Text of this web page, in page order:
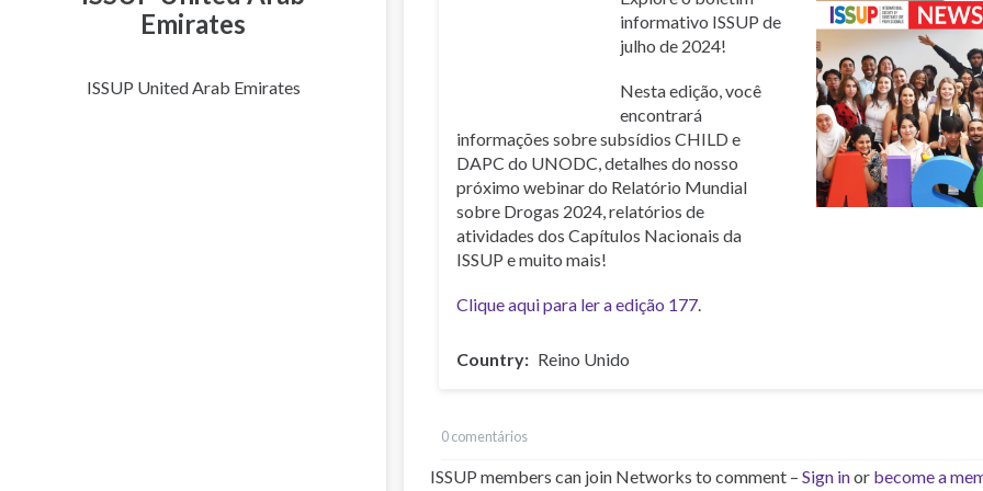
Emirates
ISSUP United Arab Emirates
informativo ISSUP de
julho de 2024!
Nesta edição, você
encontrará
informações sobre subsídios CHILD e
DAPC do UNODC, detalhes do nosso
próximo webinar do Relatório Mundial
sobre Drogas 2024, relatórios de
atividades dos Capítulos Nacionais da
ISSUP e muito mais!
Clique aqui para ler a edição 177.
Country Reino Unido
0 comentários
ISSUP members can join Networks to comment – Sign inor become a